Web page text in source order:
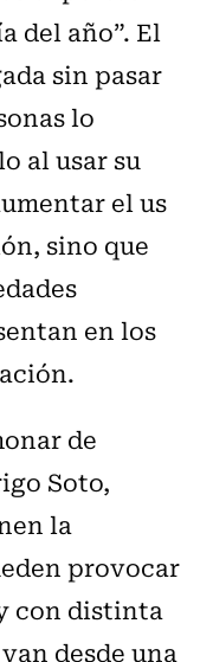
del año”. El
sin pasar
lo
al usar su
el us
sino que
en los
de
Soto,
la
provocar
con distinta
desde una